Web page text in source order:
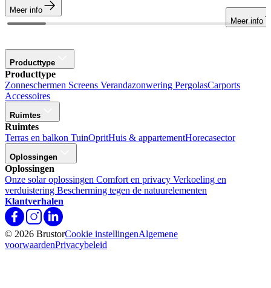
Meer info
Meer info
Producttype
Producttype
Zonneschermen Screens Verandazonwering PergolasCarports
Accessoires
Ruimtes
Ruimtes
Terras en balkon TuinOpritHuis & appartementHorecasector
Oplossingen
Oplossingen
Onze solar oplossingen Comfort en privacy Verkoeling en
verduistering Bescherming tegen de natuurelementen
Klantverhalen
© 2026 BrustorCookie instellingenAlgemene
voorwaardenPrivacybeleid